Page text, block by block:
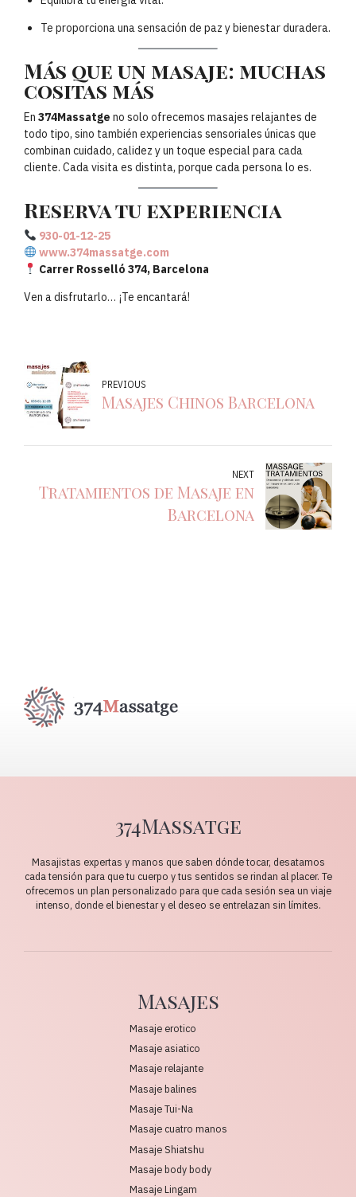
Te proporciona una sensación de paz y bienestar duradera.
Más que un masaje: muchas
cositas más
En 374Massatge no solo ofrecemos masajes relajantes de
todo tipo, sino también experiencias sensoriales únicas que
combinan cuidado, calidez y un toque especial para cada
cliente. Cada visita es distinta, porque cada persona lo es.
Reserva tu experiencia
930-01-12-25
www.374massatge.com
Carrer Rosselló 374, Barcelona
Ven a disfrutarlo… ¡Te encantará!
PREVIOUS
Masajes Chinos Barcelona
NEXT
Tratamientos de Masaje en
Barcelona
374Massatge
Masajistas expertas y manos que saben dónde tocar, desatamos
cada tensión para que tu cuerpo y tus sentidos se rindan al placer. Te
ofrecemos un plan personalizado para que cada sesión sea un viaje
intenso, donde el bienestar y el deseo se entrelazan sin límites.
Masajes
Masaje erotico
Masaje asiatico
Masaje relajante
Masaje balines
Masaje Tui-Na
Masaje cuatro manos
Masaje Shiatshu
Masaje body body
Masaje Lingam